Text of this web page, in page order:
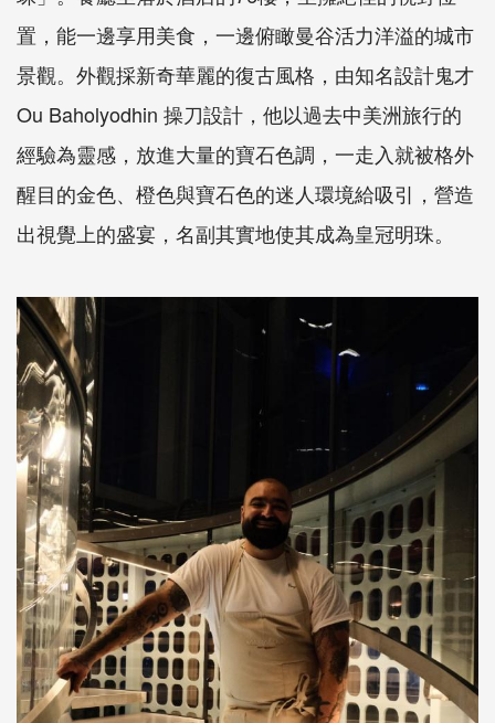
置，能一邊享用美食，一邊俯瞰曼谷活力洋溢的城市
景觀。外觀採新奇華麗的復古風格，由知名設計鬼才
Ou Baholyodhin 操刀設計，他以過去中美洲旅行的
經驗為靈感，放進大量的寶石色調，一走入就被格外
醒目的金色、橙色與寶石色的迷人環境給吸引，營造
出視覺上的盛宴，名副其實地使其成為皇冠明珠。